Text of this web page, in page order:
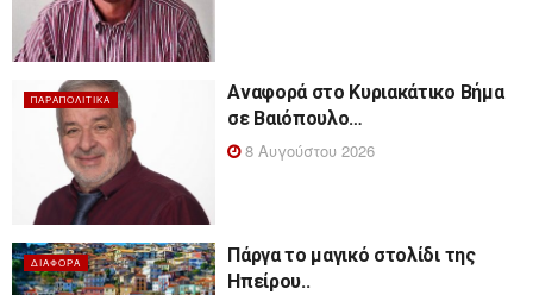
ΠΑΡΑΠΟΛΙΤΙΚΆ
Αναφορά στο Κυριακάτικο Βήμα
σε Βαιόπουλο…
8 Αυγούστου 2026
ΔΙΆΦΟΡΑ
Πάργα το μαγικό στολίδι της
Ηπείρου..